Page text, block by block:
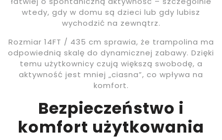
wtedy, gdy w domu są dzieci lub gdy lubisz
wychodzić na zewnątrz.
Rozmiar 14FT / 435 cm sprawia, że trampolina ma
odpowiednią skalę do dynamicznej zabawy. Dzięki
temu użytkownicy czują większą swobodę, a
aktywność jest mniej „ciasna”, co wpływa na
komfort.
Bezpieczeństwo i
komfort użytkowania